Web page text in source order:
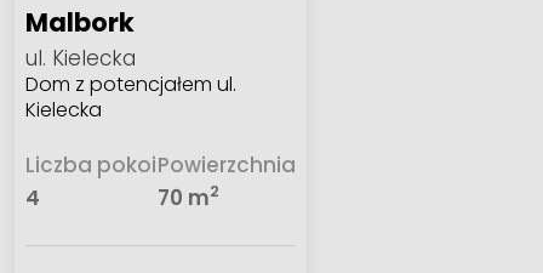
Malbork
ul. Kielecka
Dom z potencjałem ul.
Kielecka
Liczba pokoi
4
Powierzchnia
70 m2